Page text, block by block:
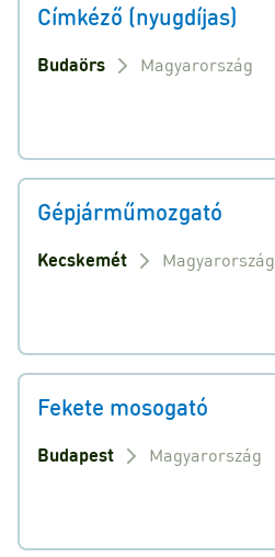
Címkéző (nyugdíjas)
Budaörs Magyarország
Gépjárműmozgató
Kecskemét Magyarország
Fekete mosogató
Budapest Magyarország